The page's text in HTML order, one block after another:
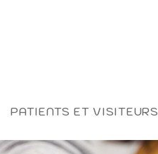
PATIENTS ET VISITEURS